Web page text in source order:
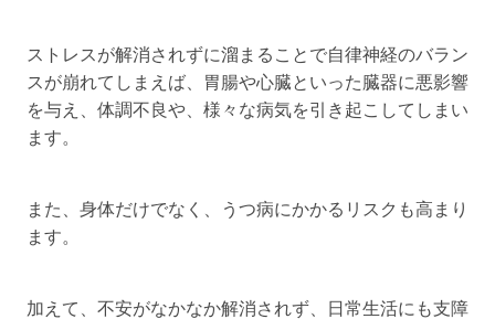
ストレスが解消されずに溜まることで自律神経のバラン
スが崩れてしまえば、胃腸や心臓といった臓器に悪影響
を与え、体調不良や、様々な病気を引き起こしてしまい
ます。
また、身体だけでなく、うつ病にかかるリスクも高まり
ます。
加えて、不安がなかなか解消されず、日常生活にも支障